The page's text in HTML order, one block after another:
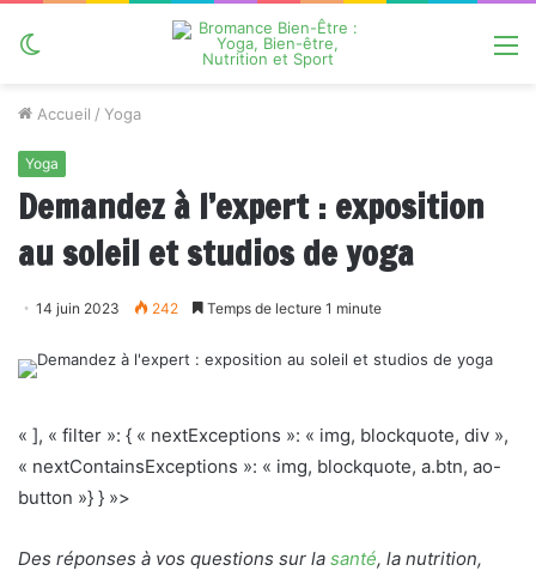
Accueil / Yoga
Yoga
Demandez à l’expert : exposition
au soleil et studios de yoga
14 juin 2023 242 Temps de lecture 1 minute
« ], « filter »: { « nextExceptions »: « img, blockquote, div »,
« nextContainsExceptions »: « img, blockquote, a.btn, ao-
button »} } »>
Des réponses à vos questions sur la santé, la nutrition,